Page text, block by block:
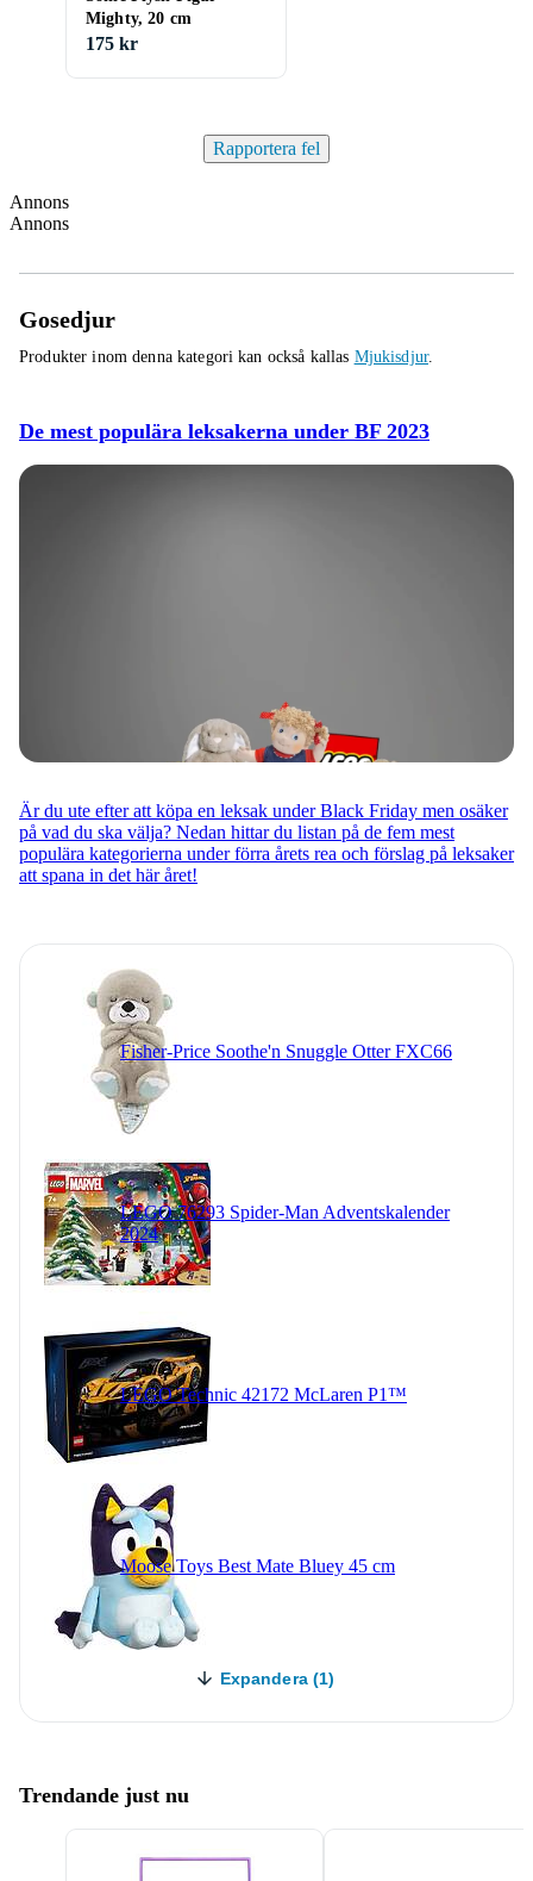
Mighty, 20 cm
175 kr
Rapportera fel
Annons
Annons
Gosedjur
Produkter inom denna kategori kan också kallas Mjukisdjur.
De mest populära leksakerna under BF 2023
Är du ute efter att köpa en leksak under Black Friday men osäker
på vad du ska välja? Nedan hittar du listan på de fem mest
populära kategorierna under förra årets rea och förslag på leksaker
att spana in det här året!
Fisher-Price Soothe'n Snuggle Otter FXC66
LEGO 76293 Spider-Man Adventskalender
2024
LEGO Technic 42172 McLaren P1™
Moose Toys Best Mate Bluey 45 cm
Expandera (1)
Trendande just nu